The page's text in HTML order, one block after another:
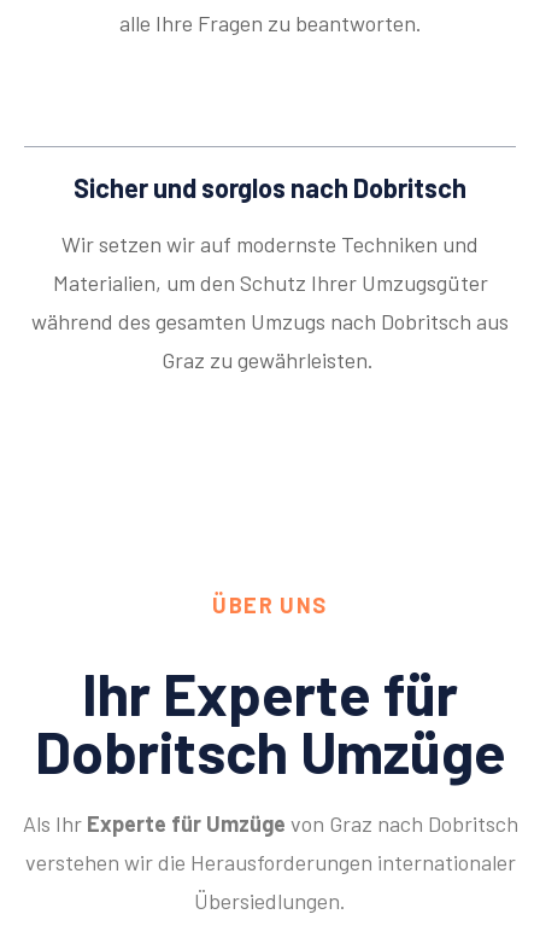
alle Ihre Fragen zu beantworten.
Sicher und sorglos nach Dobritsch
Wir setzen wir auf modernste Techniken und
Materialien, um den Schutz Ihrer Umzugsgüter
während des gesamten Umzugs nach Dobritsch aus
Graz zu gewährleisten.
ÜBER UNS
Ihr Experte für
Dobritsch Umzüge
Als Ihr Experte für Umzüge von Graz nach Dobritsch
verstehen wir die Herausforderungen internationaler
Übersiedlungen.